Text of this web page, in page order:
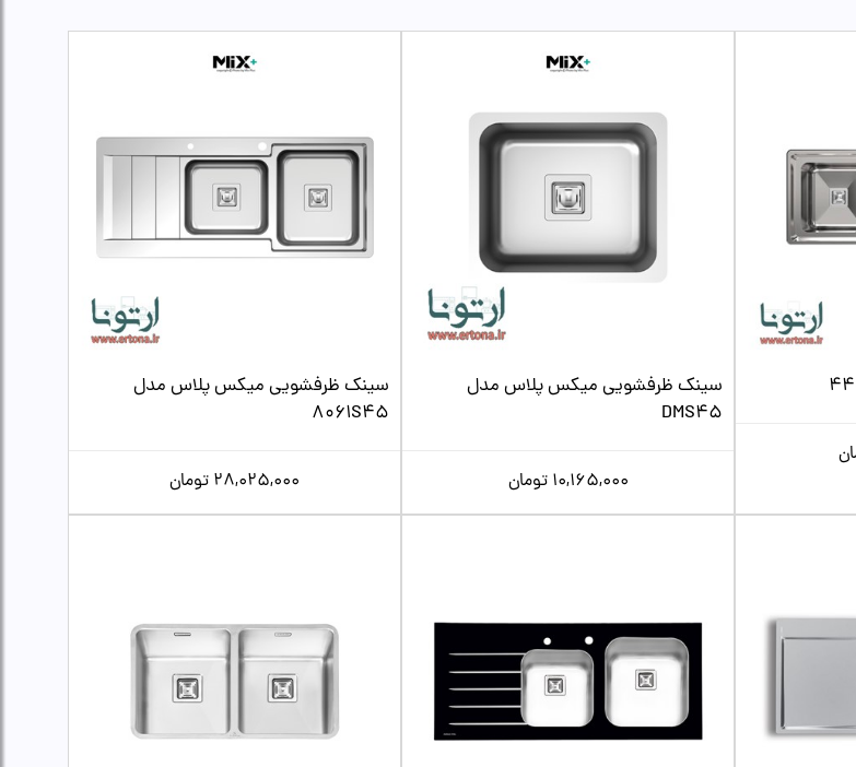
سینک ظرفشویی میکس پلاس مدل
DMS45
10,165,000 تومان
سینک ظرفشویی میکس پلاس مدل
8061S45
28,025,000 تومان